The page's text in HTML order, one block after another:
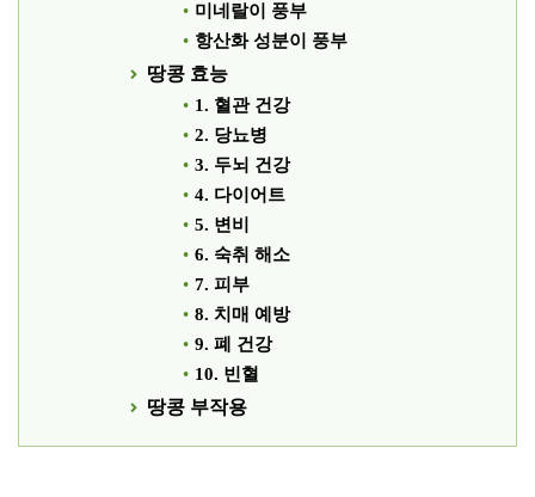
미네랄이 풍부
항산화 성분이 풍부
땅콩 효능
1. 혈관 건강
2. 당뇨병
3. 두뇌 건강
4. 다이어트
5. 변비
6. 숙취 해소
7. 피부
8. 치매 예방
9. 폐 건강
10. 빈혈
땅콩 부작용